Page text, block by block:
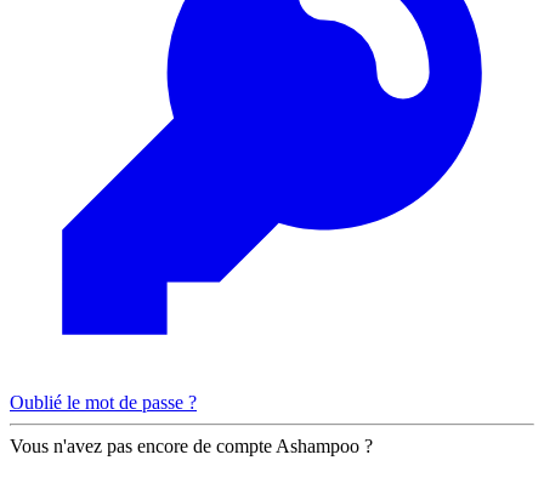
Oublié le mot de passe ?
Vous n'avez pas encore de compte Ashampoo ?